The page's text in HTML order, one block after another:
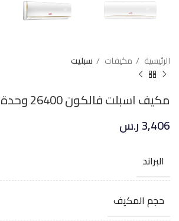
الرئيسية مكيفات سبليت
مكيف اسبلت فالكون 26400 وحدة حار و بارد
3,406ر.س
البراند
حجم المكيف